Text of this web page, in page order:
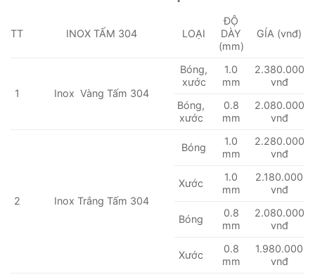
TT INOX TẤM 304 LOẠI
ĐỘ
DÀY
(mm)
GÍA (vnđ)
1 Inox Vàng Tấm 304
Bóng,
xước
1.0
mm
2.380.000
vnđ
Bóng,
xước
0.8
mm
2.080.000
vnđ
2 Inox Trắng Tấm 304
Bóng
1.0
mm
2.280.000
vnđ
Xước
1.0
mm
2.180.000
vnđ
Bóng
0.8
mm
2.080.000
vnđ
Xước
0.8
mm
1.980.000
vnđ